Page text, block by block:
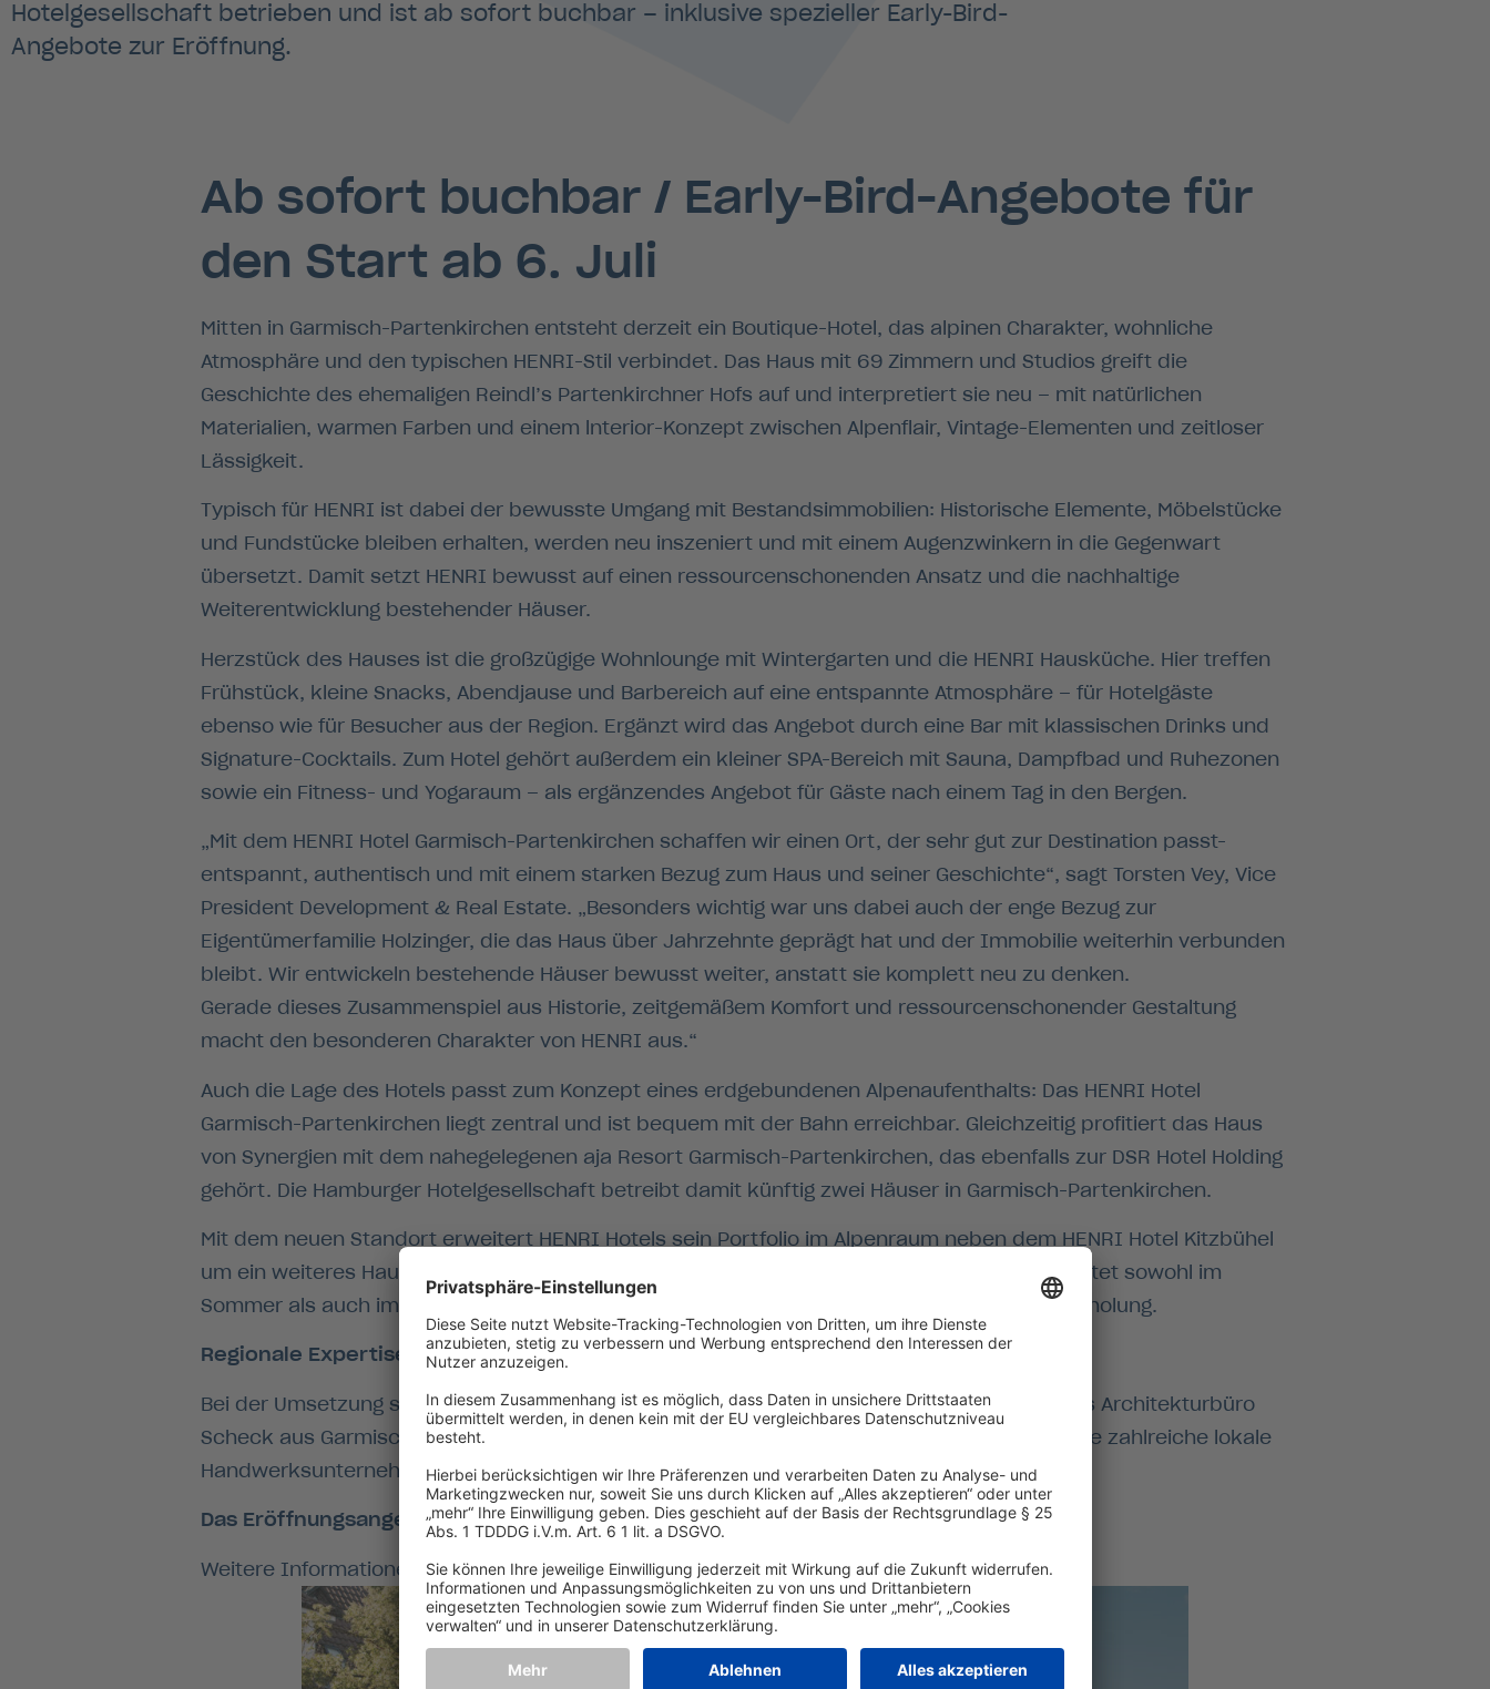
Hotelgesellschaft betrieben und ist ab sofort buchbar – inklusive spezieller Early-Bird-
Angebote zur Eröffnung.
Ab sofort buchbar / Early-Bird-Angebote für
den Start ab 6. Juli
Mitten in Garmisch-Partenkirchen entsteht derzeit ein Boutique-Hotel, das alpinen Charakter, wohnliche
Atmosphäre und den typischen HENRI-Stil verbindet. Das Haus mit 69 Zimmern und Studios greift die
Geschichte des ehemaligen Reindl’s Partenkirchner Hofs auf und interpretiert sie neu – mit natürlichen
Materialien, warmen Farben und einem lnterior-Konzept zwischen Alpenflair, Vintage-Elementen und zeitloser
Lässigkeit.
Typisch für HENRI ist dabei der bewusste Umgang mit Bestandsimmobilien: Historische Elemente, Möbelstücke
und Fundstücke bleiben erhalten, werden neu inszeniert und mit einem Augenzwinkern in die Gegenwart
übersetzt. Damit setzt HENRI bewusst auf einen ressourcenschonenden Ansatz und die nachhaltige
Weiterentwicklung bestehender Häuser.
Herzstück des Hauses ist die großzügige Wohnlounge mit Wintergarten und die HENRI Hausküche. Hier treffen
Frühstück, kleine Snacks, Abendjause und Barbereich auf eine entspannte Atmosphäre – für Hotelgäste
ebenso wie für Besucher aus der Region. Ergänzt wird das Angebot durch eine Bar mit klassischen Drinks und
Signature-Cocktails. Zum Hotel gehört außerdem ein kleiner SPA-Bereich mit Sauna, Dampfbad und Ruhezonen
sowie ein Fitness- und Yogaraum – als ergänzendes Angebot für Gäste nach einem Tag in den Bergen.
„Mit dem HENRI Hotel Garmisch-Partenkirchen schaffen wir einen Ort, der sehr gut zur Destination passt-
entspannt, authentisch und mit einem starken Bezug zum Haus und seiner Geschichte“, sagt Torsten Vey, Vice
President Development & Real Estate. „Besonders wichtig war uns dabei auch der enge Bezug zur
Eigentümerfamilie Holzinger, die das Haus über Jahrzehnte geprägt hat und der Immobilie weiterhin verbunden
bleibt. Wir entwickeln bestehende Häuser bewusst weiter, anstatt sie komplett neu zu denken.
Gerade dieses Zusammenspiel aus Historie, zeitgemäßem Komfort und ressourcenschonender Gestaltung
macht den besonderen Charakter von HENRI aus.“
Auch die Lage des Hotels passt zum Konzept eines erdgebundenen Alpenaufenthalts: Das HENRI Hotel
Garmisch-Partenkirchen liegt zentral und ist bequem mit der Bahn erreichbar. Gleichzeitig profitiert das Haus
von Synergien mit dem nahegelegenen aja Resort Garmisch-Partenkirchen, das ebenfalls zur DSR Hotel Holding
gehört. Die Hamburger Hotelgesellschaft betreibt damit künftig zwei Häuser in Garmisch-Partenkirchen.
Mit dem neuen Standort erweitert HENRI Hotels sein Portfolio im Alpenraum neben dem HENRI Hotel Kitzbühel
um ein weiteres Haus in einer ganzjährigen Urlaubsdestination. Garmisch-Partenkirchen bietet sowohl im
Sommer als auch im Winter ideale Voraussetzungen für Aktivurlaub, Naturerlebnisse und Erholung.
Regionale Expertise im Fokus
Bei der Umsetzung setzt das Projekt gezielt auf regionale Expertise: Verantwortlich sind das Architekturbüro
Scheck aus Garmisch-Partenkirchen, das Innenarchitekturbüro Lumisol aus München sowie zahlreiche lokale
Handwerksunternehmen.
Das Eröffnungsangebot:2 Nächte für 2 Personen inkl. Frühstück ab 183 Euro pro Person.
Weitere Informationen und Buchungen unter:HENRI Hotels Garmisch-Partenkirchen